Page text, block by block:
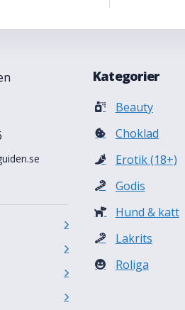
Kategorier
Beauty
Choklad
Erotik (18+)
Godis
Hund & katt
Lakrits
Roliga